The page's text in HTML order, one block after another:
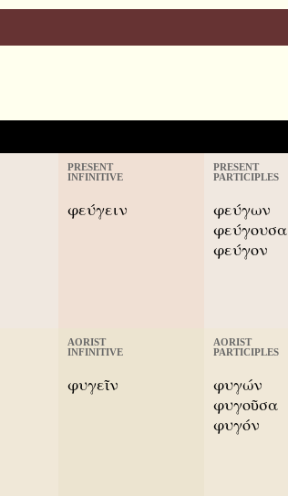
PRESENT
INFINITIVE
φεύγειν
PRESENT
PARTICIPLES
φεύγων
φεύγουσα
φεύγον
AORIST
INFINITIVE
φυγεῖν
AORIST
PARTICIPLES
φυγών
φυγοῦσα
φυγόν